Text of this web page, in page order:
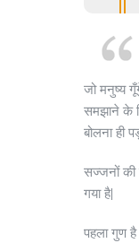
जो मनुष्य
समझाने के
बोलना ही
सज्जनों की
गया है|
पहला गुण है